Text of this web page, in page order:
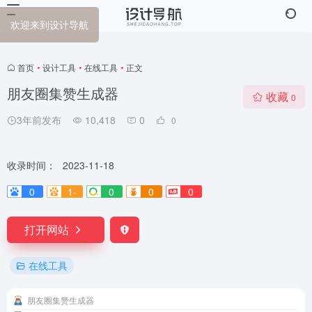
首页 • 设计工具 • 在线工具 • 正文
朋友圈集赞生成器
3年前发布 10,418 0 0
收藏 0
收录时间：
2023-11-18
0
1- 0 0 0
打开网站
在线工具
朋友圈集赞生成器
欢迎来到设计导航